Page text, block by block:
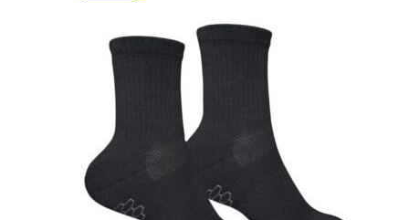
Параметри
можна
вибрати
сторінці
товару